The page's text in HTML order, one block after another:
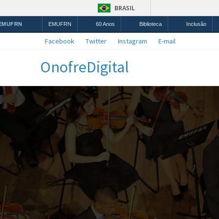
BRASIL
EMUFRN 60 Anos Biblioteca Inclusão
Facebook Twitter Instagram E-mail
OnofreDigital